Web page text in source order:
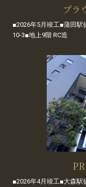
プラ
■2026年5月竣工■蒲田
10-3■地上9階 RC造
■2026年4月竣工■大森